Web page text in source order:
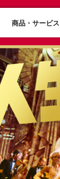
商品・サービス